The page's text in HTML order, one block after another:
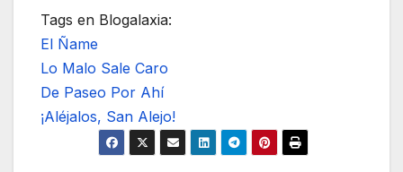
Tags en Blogalaxia:
El Ñame
Lo Malo Sale Caro
De Paseo Por Ahí
¡Aléjalos, San Alejo!